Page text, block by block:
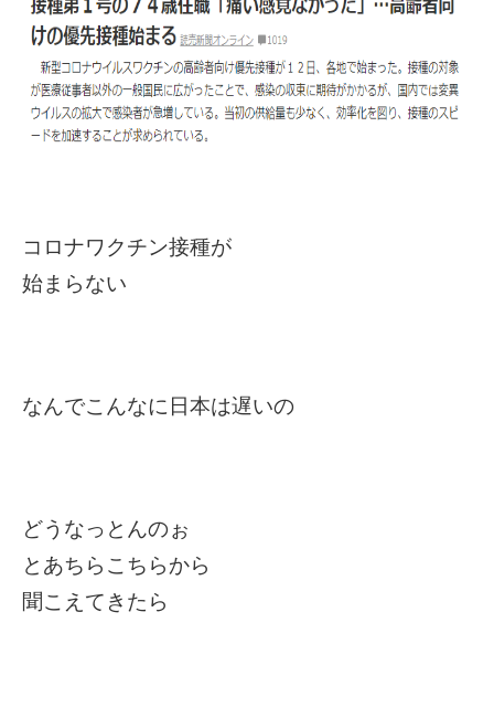
コロナワクチン接種が
始まらない
なんでこんなに日本は遅いの
どうなっとんのぉ
とあちらこちらから
聞こえてきたら